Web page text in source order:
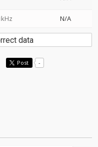
N/A
data
Post -